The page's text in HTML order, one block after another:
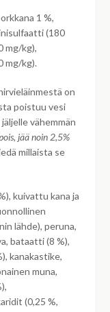
1 %,
(180
mg/kg),
mg/kg).
on
poistuu vesi
vähemmän
jää noin 2,5%
millaista se
kuivattu kana ja
lähde), peruna,
bataatti (8 %),
kanakastike,
muna,
(0,25 %,